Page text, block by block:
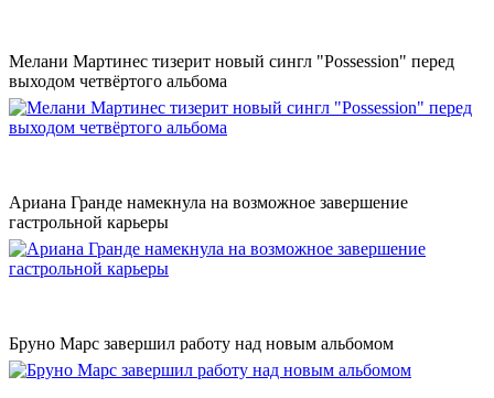
Мелани Мартинес тизерит новый сингл "Possession" перед
выходом четвёртого альбома
Ариана Гранде намекнула на возможное завершение
гастрольной карьеры
Бруно Марс завершил работу над новым альбомом